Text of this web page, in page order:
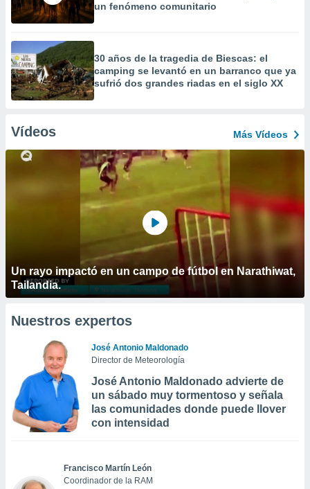
un fenómeno comunitario
30 años de la tragedia de Biescas: el
camping se levantó en un barranco que ya
sufrió dos grandes riadas en el siglo XX
Vídeos Más Vídeos
Un rayo impactó en un campo de fútbol en Narathiwat,
Tailandia.
Nuestros expertos
José Antonio Maldonado
Director de Meteorología
José Antonio Maldonado advierte de
un sábado muy tormentoso y señala
las comunidades donde puede llover
con intensidad
Francisco Martín León
Coordinador de la RAM